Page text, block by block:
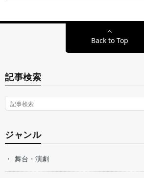
Back to Top
記事検索
ジャンル
舞台・演劇